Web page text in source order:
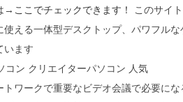
→ ここでチェックできます！ このサイ
使える一体型デスクトップ、パワフル
います
トワークで重要なビデオ会議で必要に